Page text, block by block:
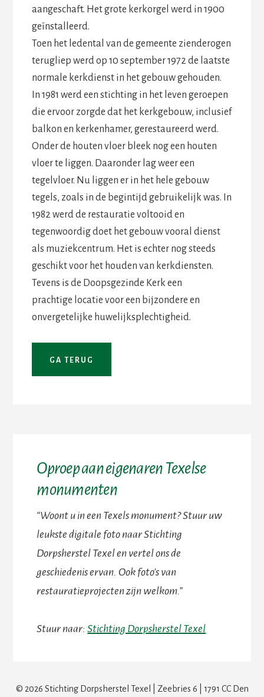
aangeschaft. Het grote kerkorgel werd in 1900
geïnstalleerd.
Toen het ledental van de gemeente zienderogen
terugliep werd op 10 september 1972 de laatste
normale kerkdienst in het gebouw gehouden.
In 1981 werd een stichting in het leven geroepen
die ervoor zorgde dat het kerkgebouw, inclusief
balkon en kerkenhamer, gerestaureerd werd.
Onder de houten vloer bleek nog een houten
vloer te liggen. Daaronder lag weer een
tegelvloer. Nu liggen er in het hele gebouw
tegels, zoals in de begintijd gebruikelijk was. In
1982 werd de restauratie voltooid en
tegenwoordig doet het gebouw vooral dienst
als muziekcentrum. Het is echter nog steeds
geschikt voor het houden van kerkdiensten.
Tevens is de Doopsgezinde Kerk een
prachtige locatie voor een bijzondere en
onvergetelijke huwelijksplechtigheid.
Oproep aan eigenaren Texelse
monumenten
“Woont u in een Texels monument? Stuur uw
leukste digitale foto naar Stichting
Dorpsherstel Texel en vertel ons de
geschiedenis ervan. Ook foto's van
restauratieprojecten zijn welkom.”
Stuur naar:Stichting Dorpsherstel Texel
© 2026 Stichting Dorpsherstel Texel | Zeebries 6 | 1791 CC Den